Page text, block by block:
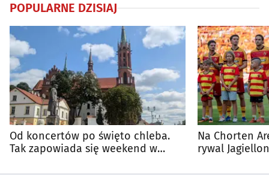
POPULARNE DZISIAJ
Od koncertów po święto chleba.
Tak zapowiada się weekend w
Na Chorten
rywal